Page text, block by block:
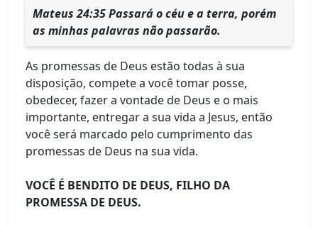
Mateus 24:35 Passará o céu e a terra, porém
as minhas palavras não passarão.
As promessas de Deus estão todas à sua
disposição, compete a você tomar posse,
obedecer, fazer a vontade de Deus e o mais
importante, entregar a sua vida a Jesus, então
você será marcado pelo cumprimento das
promessas de Deus na sua vida.
VOCÊ É BENDITO DE DEUS, FILHO DA
PROMESSA DE DEUS.